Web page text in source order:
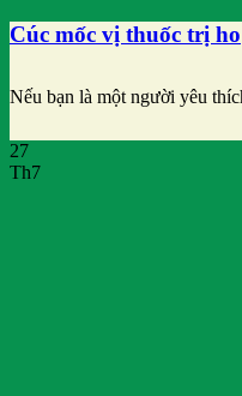
Cúc mốc vị thuốc trị ho
Nếu bạn là một người yêu
27
Th7